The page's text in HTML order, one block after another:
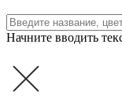
Начните вводить